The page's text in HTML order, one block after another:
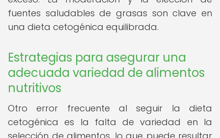
fuentes saludables de grasas son clave en
una dieta cetogénica equilibrada.
Estrategias para asegurar una
adecuada variedad de alimentos
nutritivos
Otro error frecuente al seguir la dieta
cetogénica es la falta de variedad en la